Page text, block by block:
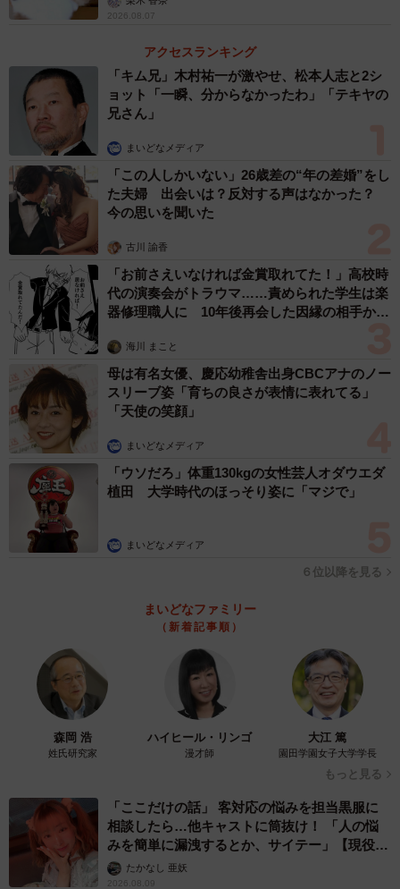
2026.08.07
アクセスランキング
「キム兄」木村祐一が激やせ、松本人志と2シ
ョット「一瞬、分からなかったわ」「テキヤの
兄さん」
まいどなメディア
「この人しかいない」26歳差の“年の差婚”をし
た夫婦 出会いは？反対する声はなかった？
今の思いを聞いた
古川 諭香
「お前さえいなければ金賞取れてた！」高校時
代の演奏会がトラウマ……責められた学生は楽
器修理職人に 10年後再会した因縁の相手から
海川 まこと
母は有名女優、慶応幼稚舎出身CBCアナのノー
スリーブ姿「育ちの良さが表情に表れてる」
「天使の笑顔」
まいどなメディア
「ウソだろ」体重130kgの女性芸人オダウエダ
植田 大学時代のほっそり姿に「マジで」
まいどなメディア
６位以降を見る
まいどなファミリー
（新着記事順）
森岡 浩
姓氏研究家
ハイヒール・リンゴ
漫才師
大江 篤
園田学園女子大学学長
もっと見る
「ここだけの話」 客対応の悩みを担当黒服に
相談したら…他キャストに筒抜け！ 「人の悩
みを簡単に漏洩するとか、サイテー」【現役キ
ャストに取材】
たかなし 亜妖
2026.08.09